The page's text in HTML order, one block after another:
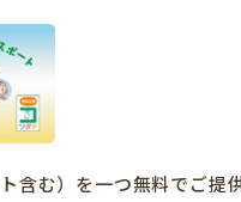
む）を一つ無料でご提